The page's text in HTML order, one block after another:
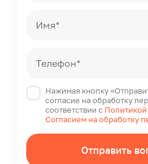
Имя*
Телефон*
Нажимая кнопку
согласие на обработку
соответствии с
Согласием на обработку
Отправить